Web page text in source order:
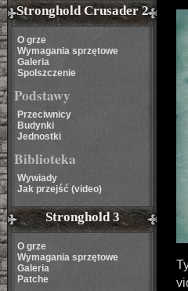
Stronghold Crusader 2
O grze
Wymagania sprzętowe
Galeria
Spolszczenie
Podstawy
Przeciwnicy
Budynki
Jednostki
Biblioteka
Wywiady
Jak przejść (video)
Stronghold 3
O grze
Wymagania sprzętowe
Galeria
Patche